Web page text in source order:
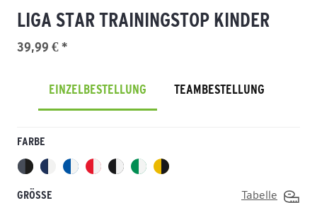
LIGA STAR TRAININGSTOP KINDER
39,99 € *
EINZELBESTELLUNG TEAMBESTELLUNG
FARBE
GRÖSSE Tabelle